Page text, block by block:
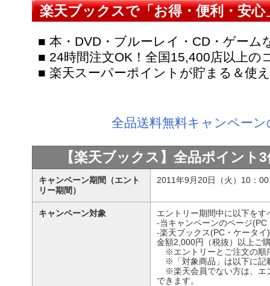
楽天ブックスで「お得・便利・安
■ 本・DVD・ブルーレイ・CD・ゲーム
■ 24時間注文OK！全国15,400店以上の
■ 楽天スーパーポイントが貯まる＆使
全品送料無料キャンペー
【楽天ブックス】全品ポイント
キャンペーン期間（エント
リー期間）
2011年9月20日（火）10：
キャンペーン対象
エントリー期間中に以下を
‐当キャンペーンのページ
‐楽天ブックス(PC・ケータ
金額2,000円（税抜）以上ご
※エントリーとご注文の順
※「対象商品」は以下に記
※楽天会員でない方は、エ
できます。